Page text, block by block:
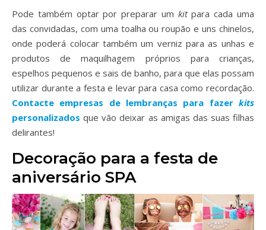
Pode também optar por preparar um kitpara cada uma
das convidadas, com uma toalha ou roupão e uns chinelos,
onde poderá colocar também um verniz para as unhas e
produtos de maquilhagem próprios para crianças,
espelhos pequenos e sais de banho, para que elas possam
utilizar durante a festa e levar para casa como recordação.
Contacte empresas de lembranças para fazer kits
personalizados que vão deixar as amigas das suas filhas
delirantes!
Decoração para a festa de
aniversário SPA